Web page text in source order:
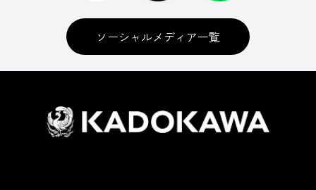
ソーシャルメディア一覧